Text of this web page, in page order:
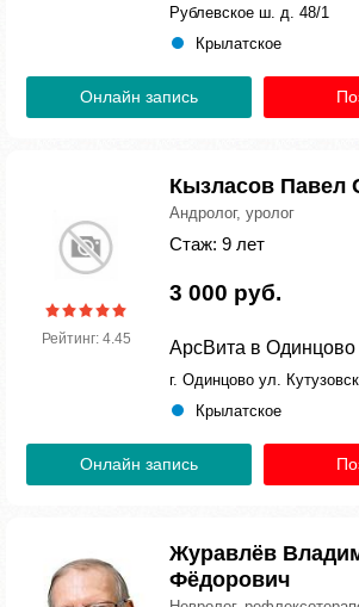
Рублевское ш. д. 48/1
Крылатское
Онлайн запись
Рейтинг: 4.45
Кызласов Павел
Андролог, уролог
Стаж: 9 лет
3 000 руб.
АрсВита в Одинцово
г. Одинцово ул.
Крылатское
Онлайн запись
Журавлёв
Фёдорович